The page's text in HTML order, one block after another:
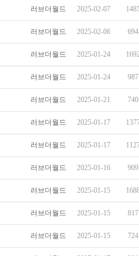
러브더월드 2025-02-07
러브더월드 2025-02-06 694
러브더월드 2025-01-24
러브더월드 2025-01-24 987
러브더월드 2025-01-21 740
러브더월드 2025-01-17
러브더월드 2025-01-17
러브더월드 2025-01-16 909
러브더월드 2025-01-15
러브더월드 2025-01-15 817
러브더월드 2025-01-15 724